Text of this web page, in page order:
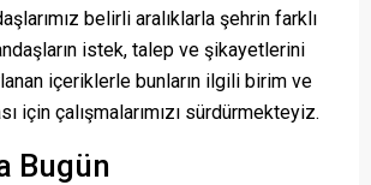
belirli aralıklarla şehrin farklı
istek, talep ve şikayetlerini
içeriklerle bunların ilgili birim ve
için çalışmalarımızı sürdürmekteyiz.
Bugün